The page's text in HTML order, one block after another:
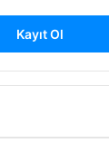
Kayıt Ol